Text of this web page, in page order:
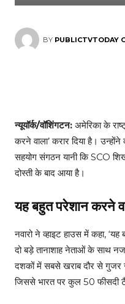
BY PUBLICTVTODAY
न्यूयॉर्क/वॉशिंगटन: अमेरिका के
करने वाला’ करार दिया है।
सहयोग संगठन यानी कि SCO
दोस्ती के बाद आया है।
यह बहुत परेशान करने
नवारो ने व्हाइट हाउस में कहा,
दो बड़े तानाशाह नेताओं के साथ
दशकों में सबसे खराब दौर से गुजर
जिससे भारत पर कुल 50 फीसदी